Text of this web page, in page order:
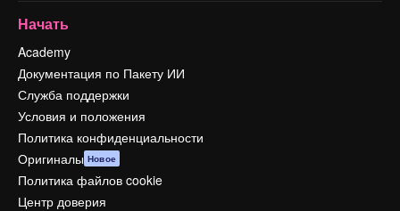
Начать
Academy
Документация по Пакету ИИ
Служба поддержки
Условия и положения
Политика конфиденциальности
Оригиналы Новое
Политика файлов cookie
Центр доверия